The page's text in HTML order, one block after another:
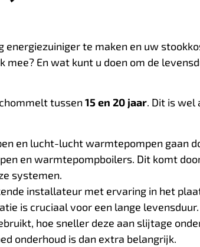
energiezuiniger te maken en uw
mee? En wat kunt u doen om de
tussen15 en 20 jaar. Dit is wel
en lucht-lucht warmtepompen gaan
en warmtepompboilers. Dit komt
systemen.
installateur met ervaring in het
is cruciaal voor een lange levensduur.
hoe sneller deze aan slijtage
onderhoud is dan extra belangrijk.